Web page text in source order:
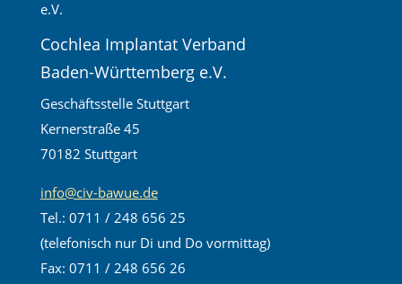
Cochlea Implantat Verband
Baden-Württemberg e.V.
Geschäftsstelle Stuttgart
Kernerstraße 45
70182 Stuttgart
info@civ-bawue.de
Tel.: 0711 / 248 656 25
(telefonisch nur Di und Do vormittag)
Fax: 0711 / 248 656 26